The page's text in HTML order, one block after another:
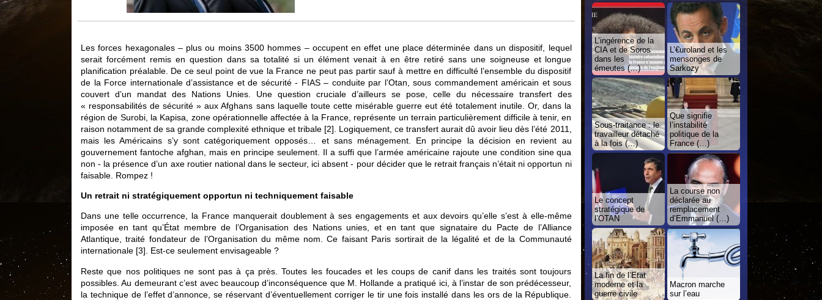
Les forces hexagonales – plus ou moins 3500 hommes – occupent en effet une place déterminée dans un dispositif, lequel
serait forcément remis en question dans sa totalité si un élément venait à en être retiré sans une soigneuse et longue
planification préalable. De ce seul point de vue la France ne peut pas partir sauf à mettre en difficulté l’ensemble du dispositif
de la Force internationale d’assistance et de sécurité - FIAS – conduite par l’Otan, sous commandement américain et sous
couvert d’un mandat des Nations Unies. Une question cruciale d’ailleurs se pose, celle du nécessaire transfert des
« responsabilités de sécurité » aux Afghans sans laquelle toute cette misérable guerre eut été totalement inutile. Or, dans la
région de Surobi, la Kapisa, zone opérationnelle affectée à la France, représente un terrain particulièrement difficile à tenir, en
raison notamment de sa grande complexité ethnique et tribale[2]. Logiquement, ce transfert aurait dû avoir lieu dès l’été 2011,
mais les Américains s’y sont catégoriquement opposés… et sans ménagement. En principe la décision en revient au
gouvernement fantoche afghan, mais en principe seulement. Il a suffi que l’armée américaine rajoute une condition sine qua
non - la présence d’un axe routier national dans le secteur, ici absent - pour décider que le retrait français n’était ni opportun ni
faisable. Rompez !
Un retrait ni stratégiquement opportun ni techniquement faisable
Dans une telle occurrence, la France manquerait doublement à ses engagements et aux devoirs qu’elle s’est à elle-même
imposée en tant qu’État membre de l’Organisation des Nations unies, et en tant que signataire du Pacte de l’Alliance
Atlantique, traité fondateur de l’Organisation du même nom. Ce faisant Paris sortirait de la légalité et de la Communauté
internationale [3]. Est-ce seulement envisageable ?
Reste que nos politiques ne sont pas à ça près. Toutes les foucades et les coups de canif dans les traités sont toujours
possibles. Au demeurant c’est avec beaucoup d’inconséquence que M. Hollande a pratiqué ici, à l’instar de son prédécesseur,
la technique de l’effet d’annonce, se réservant d’éventuellement corriger le tir une fois installé dans les ors de la République.
L’ingérence de la
CIA et de Soros
dans les
émeutes (…)
L’€uroland et les
mensonges de
Sarkozy
Sous-traitance : le
travailleur détaché
à la fois (…)
Que signifie
l’instabilité
politique de la
France (…)
Le concept
stratégique de
l’OTAN
La course non
déclarée au
remplacement
d’Emmanuel (…)
La fin de l’Etat
moderne et la
guerre civile
Macron marche
sur l’eau